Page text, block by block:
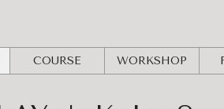
COURSE WORKSHOP